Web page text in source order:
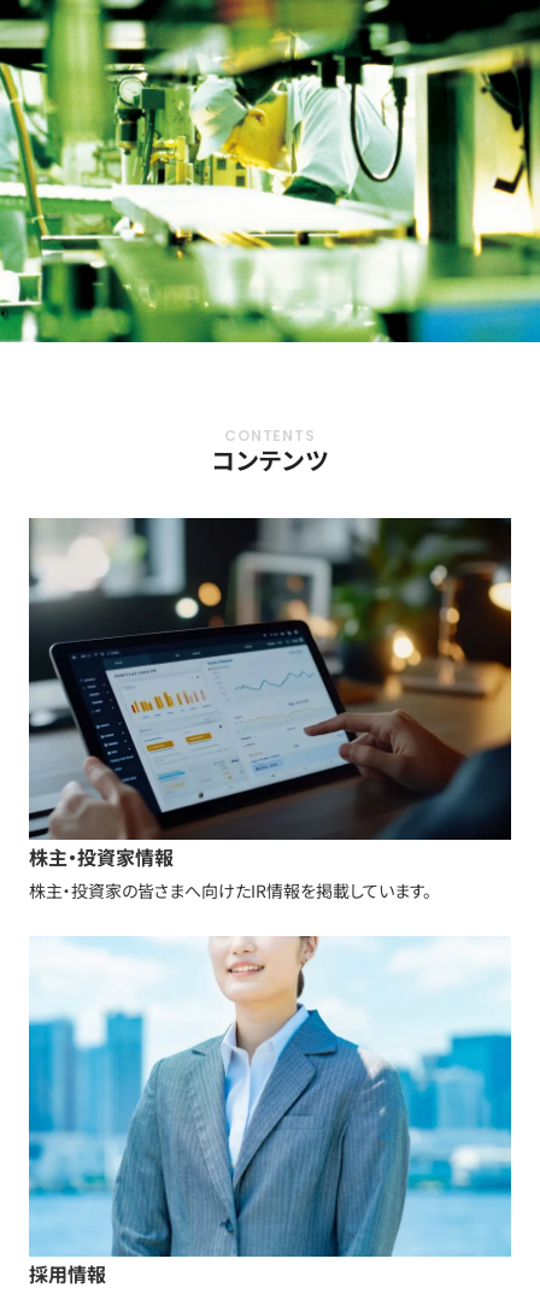
コンテンツ
株主・投資家情報
株主・投資家の皆さまへ向けたIR情報を掲載しています。
採用情報